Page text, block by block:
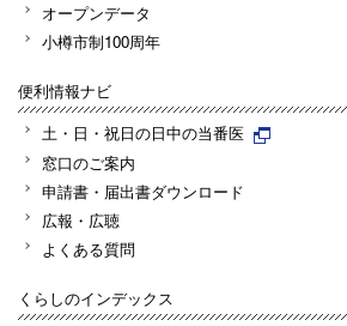
オープンデータ
小樽市制100周年
便利情報ナビ
土・日・祝日の日中の当番医
窓口のご案内
申請書・届出書ダウンロード
広報・広聴
よくある質問
くらしのインデックス